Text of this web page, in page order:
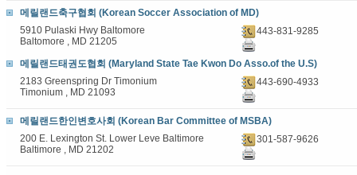
메릴랜드축구협회 (Korean Soccer Association of MD)
5910 Pulaski Hwy Baltomore
Baltomore , MD 21205
443-831-9285
메릴랜드태권도협회 (Maryland State Tae Kwon Do Asso.of the U.S)
2183 Greenspring Dr Timonium
Timonium , MD 21093
443-690-4933
메릴랜드한인변호사회 (Korean Bar Committee of MSBA)
200 E. Lexington St. Lower Leve Baltimore
Baltimore , MD 21202
301-587-9626